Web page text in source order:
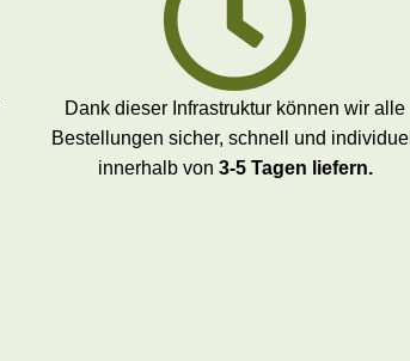
Dank dieser Infrastruktur können wir alle
Bestellungen sicher, schnell und individuell
innerhalb von 3-5 Tagen liefern.